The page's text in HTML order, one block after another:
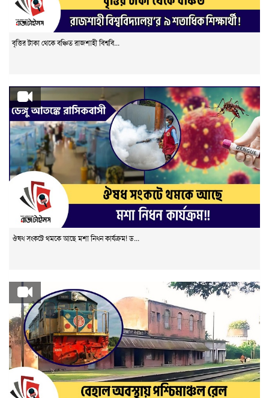
বৃত্তির টাকা থেকে বঞ্চিত রাজশাহী বিশ্ববি...
ঔষধ সংকটে থমকে আছে মশা নিধন কার্যক্রম! ড...